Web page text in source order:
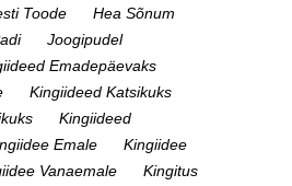
Toode
Hea Sõnum
Joogipudel
Emadepäevaks
Kingiideed Katsikuks
Kingiideed
Emale
Kingiidee
Vanaemale
Kingitus